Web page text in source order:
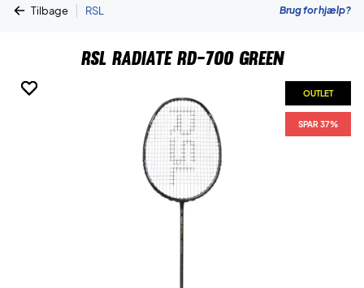
Tilbage | RSL Brug for hjælp?
RSL Radiate RD-700 Green
OUTLET
SPAR 37%
OUTLET
SPAR 37%
OUTLET
SPAR 37%